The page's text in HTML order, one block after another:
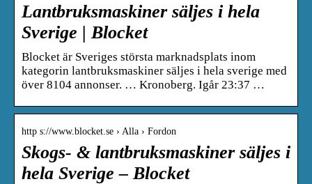
Lantbruksmaskiner säljes i hela
Sverige | Blocket
Blocket är Sveriges största marknadsplats inom
kategorin lantbruksmaskiner säljes i hela sverige med
över 8104 annonser. … Kronoberg. Igår 23:37 …
http s://www.blocket.se › Alla › Fordon
Skogs- & lantbruksmaskiner säljes i
hela Sverige – Blocket